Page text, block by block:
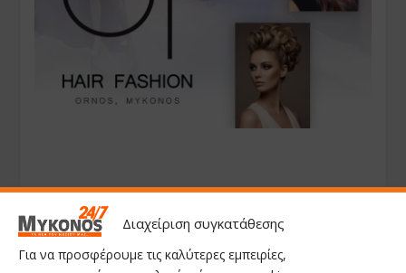
Διαχείριση συγκατάθεσης
Για να προσφέρουμε τις καλύτερες εμπειρίες,